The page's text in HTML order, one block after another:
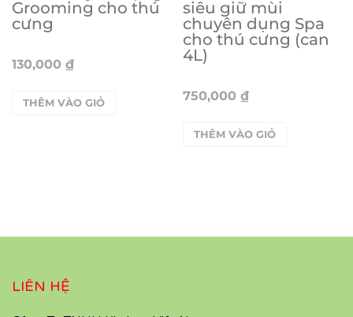
Grooming cho thú
cưng
130,000 ₫
THÊM VÀO GIỎ
siêu giữ mùi
chuyên dụng Spa
cho thú cưng (can
4L)
750,000₫
THÊM VÀO GIỎ
LIÊN HỆ